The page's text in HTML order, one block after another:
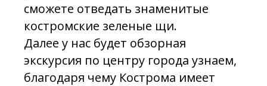
сможете отведать знаменитые
костромские зеленые щи.
Далее у нас будет обзорная
экскурсия по центру города узнаем,
благодаря чему Кострома имеет